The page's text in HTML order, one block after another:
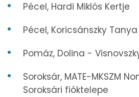
Pécel, Hardi Miklós Kertje
Pécel, Koricsánszky Tanya
Pomáz, Dolina -
Soroksár, MATE-MKSZM
Soroksári fióktelepe